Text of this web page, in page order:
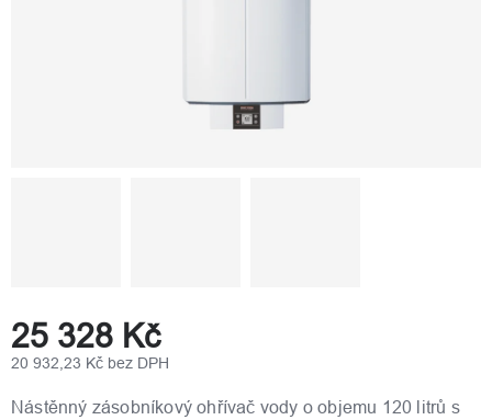
25 328 Kč
20 932,23 Kč bez DPH
cena:
Nástěnný zásobníkový ohřívač vody o objemu 120 litrů s